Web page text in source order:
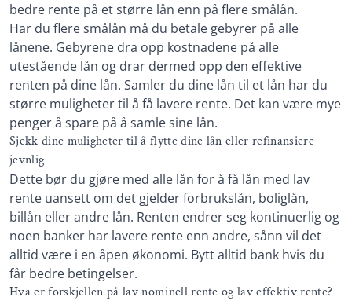
bedre rente på et større lån enn på flere smålån.
Har du flere smålån må du betale gebyrer på alle
lånene. Gebyrene dra opp kostnadene på alle
utestående lån og drar dermed opp den effektive
renten på dine lån. Samler du dine lån til et lån har du
større muligheter til å få lavere rente. Det kan være mye
penger å spare på å samle sine lån.
Sjekk dine muligheter til å flytte dine lån eller refinansiere
jevnlig
Dette bør du gjøre med alle lån for å få lån med lav
rente uansett om det gjelder forbrukslån, boliglån,
billån eller andre lån. Renten endrer seg kontinuerlig og
noen banker har lavere rente enn andre, sånn vil det
alltid være i en åpen økonomi. Bytt alltid bank hvis du
får bedre betingelser.
Hva er forskjellen på lav nominell rente og lav effektiv rente?